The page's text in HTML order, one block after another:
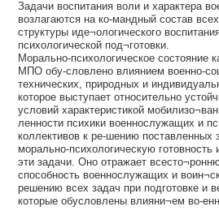
Задачи воспитания воли и характера
возлагаются на ко-мандный состав
структуры иде¬ологического
психологической под¬готовки.
Морально-психологическое состояние
МПО обу-словлено влиянием военно-
технических, природных и
которое выступает относительно
условий характеристикой
ленности психики военнослужащих и
коллективов к ре-шению поставленных
морально-психологическую готовность
эти задачи. Оно отражает
способность военнослужащих и
решению всех задач при подготовке и
которые обусловлены влияни¬ем во-